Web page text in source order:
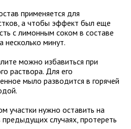
применяется для
а чтобы эффект был еще
с лимонным соком в составе
несколько минут.
можно избавиться при
раствора. Для его
мыло разводится в горячей
участки нужно оставить на
предыдущих случаях, протереть